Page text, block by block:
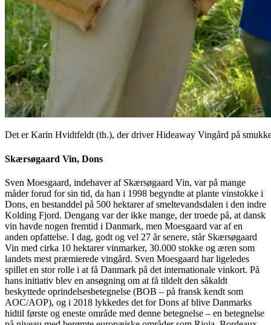
Det er Karin Hvidtfeldt (th.), der driver Hideaway Vingård på
Skærsøgaard Vin, Dons
Sven Moesgaard, indehaver af Skærsøgaard Vin, var på mange
måder forud for sin tid, da han i 1998 begyndte at plante vinstokke i
Dons, en bestanddel på 500 hektarer af smeltevandsdalen i den indre
Kolding Fjord. Dengang var der ikke mange, der troede på, at dansk
vin havde nogen fremtid i Danmark, men Moesgaard var af en
anden opfattelse. I dag, godt og vel 27 år senere, står Skærsøgaard
Vin med cirka 10 hektarer vinmarker, 30.000 stokke og æren som
landets mest præmierede vingård. Sven Moesgaard har ligeledes
spillet en stor rolle i at få Danmark på det internationale vinkort. På
hans initiativ blev en ansøgning om at få tildelt den såkaldt
beskyttede oprindelsesbetegnelse (BOB – på fransk kendt som
AOC/AOP), og i 2018 lykkedes det for Dons af blive Danmarks
hidtil første og eneste område med denne betegnelse – en betegnelse